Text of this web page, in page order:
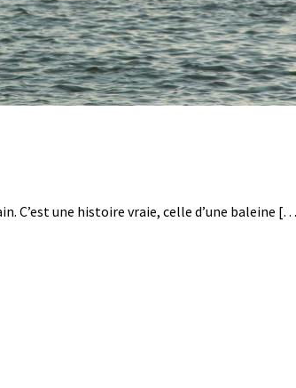
C’est une histoire vraie, celle d’une baleine